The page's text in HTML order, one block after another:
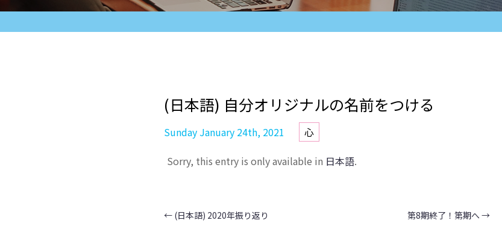
(日本語) 自分オリジナルの名前をつける
Sunday January 24th, 2021 心
Sorry, this entry is only available in 日本語.
← (日本語) 2020年振り返り 第8期終了！第期へ →